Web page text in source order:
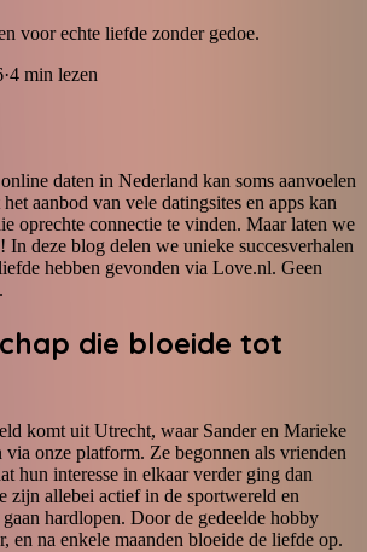
voor echte liefde zonder gedoe.
·4 min lezen
daten in Nederland kan soms aanvoelen
aanbod van vele datingsites en apps kan
oprechte connectie te vinden. Maar laten we
In deze blog delen we unieke succesverhalen
hebben gevonden via Love.nl. Geen
die bloeide tot
komt uit Utrecht, waar Sander en Marieke
via onze platform. Ze begonnen als vrienden
hun interesse in elkaar verder ging dan
zijn allebei actief in de sportwereld en
hardlopen. Door de gedeelde hobby
en na enkele maanden bloeide de liefde op.